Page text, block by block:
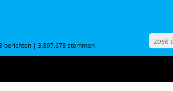
berichten | 3.897.678 stemmen